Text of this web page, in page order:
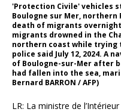
'Protection Civile' vehicles
Boulogne sur Mer, northern
death of migrants overnight
migrants drowned in the
northern coast while trying
police said July 12, 2024. A
of Boulogne-sur-Mer after
had fallen into the sea,
Bernard BARRON / AFP)
LR: La ministre de